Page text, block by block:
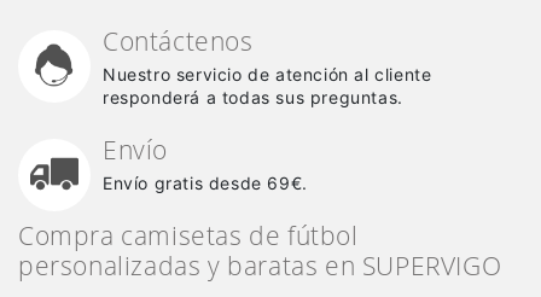
Contáctenos
Nuestro servicio de atención al cliente
responderá a todas sus preguntas.
Envío
Envío gratis desde 69€.
Compra camisetas de fútbol
personalizadas y baratas en SUPERVIGO